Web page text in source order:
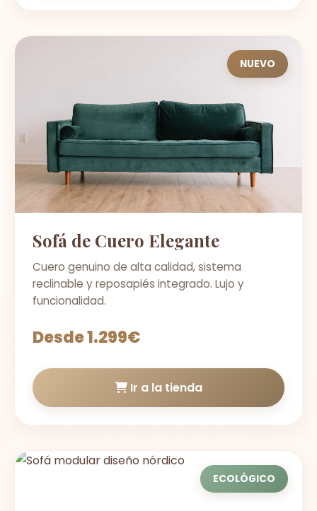
NUEVO
Sofá de Cuero Elegante
Cuero genuino de alta calidad, sistema
reclinable y reposapiés integrado. Lujo y
funcionalidad.
Desde 1.299€
Ir a la tienda
ECOLÓGICO